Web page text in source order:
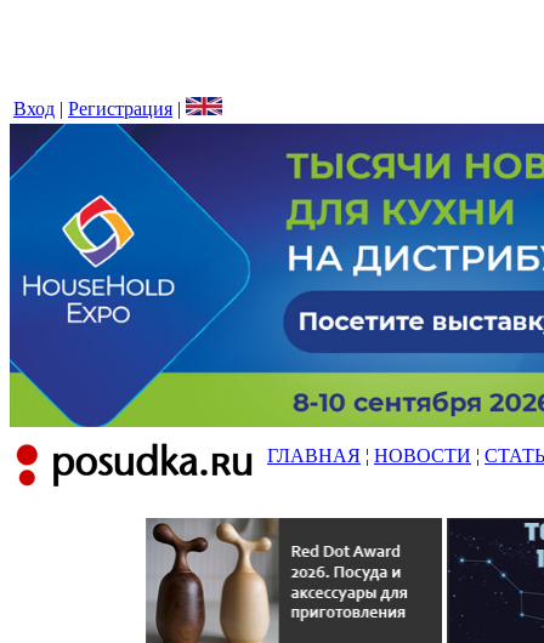
Вход | Регистрация |
ГЛАВНАЯ ¦ НОВОСТИ ¦